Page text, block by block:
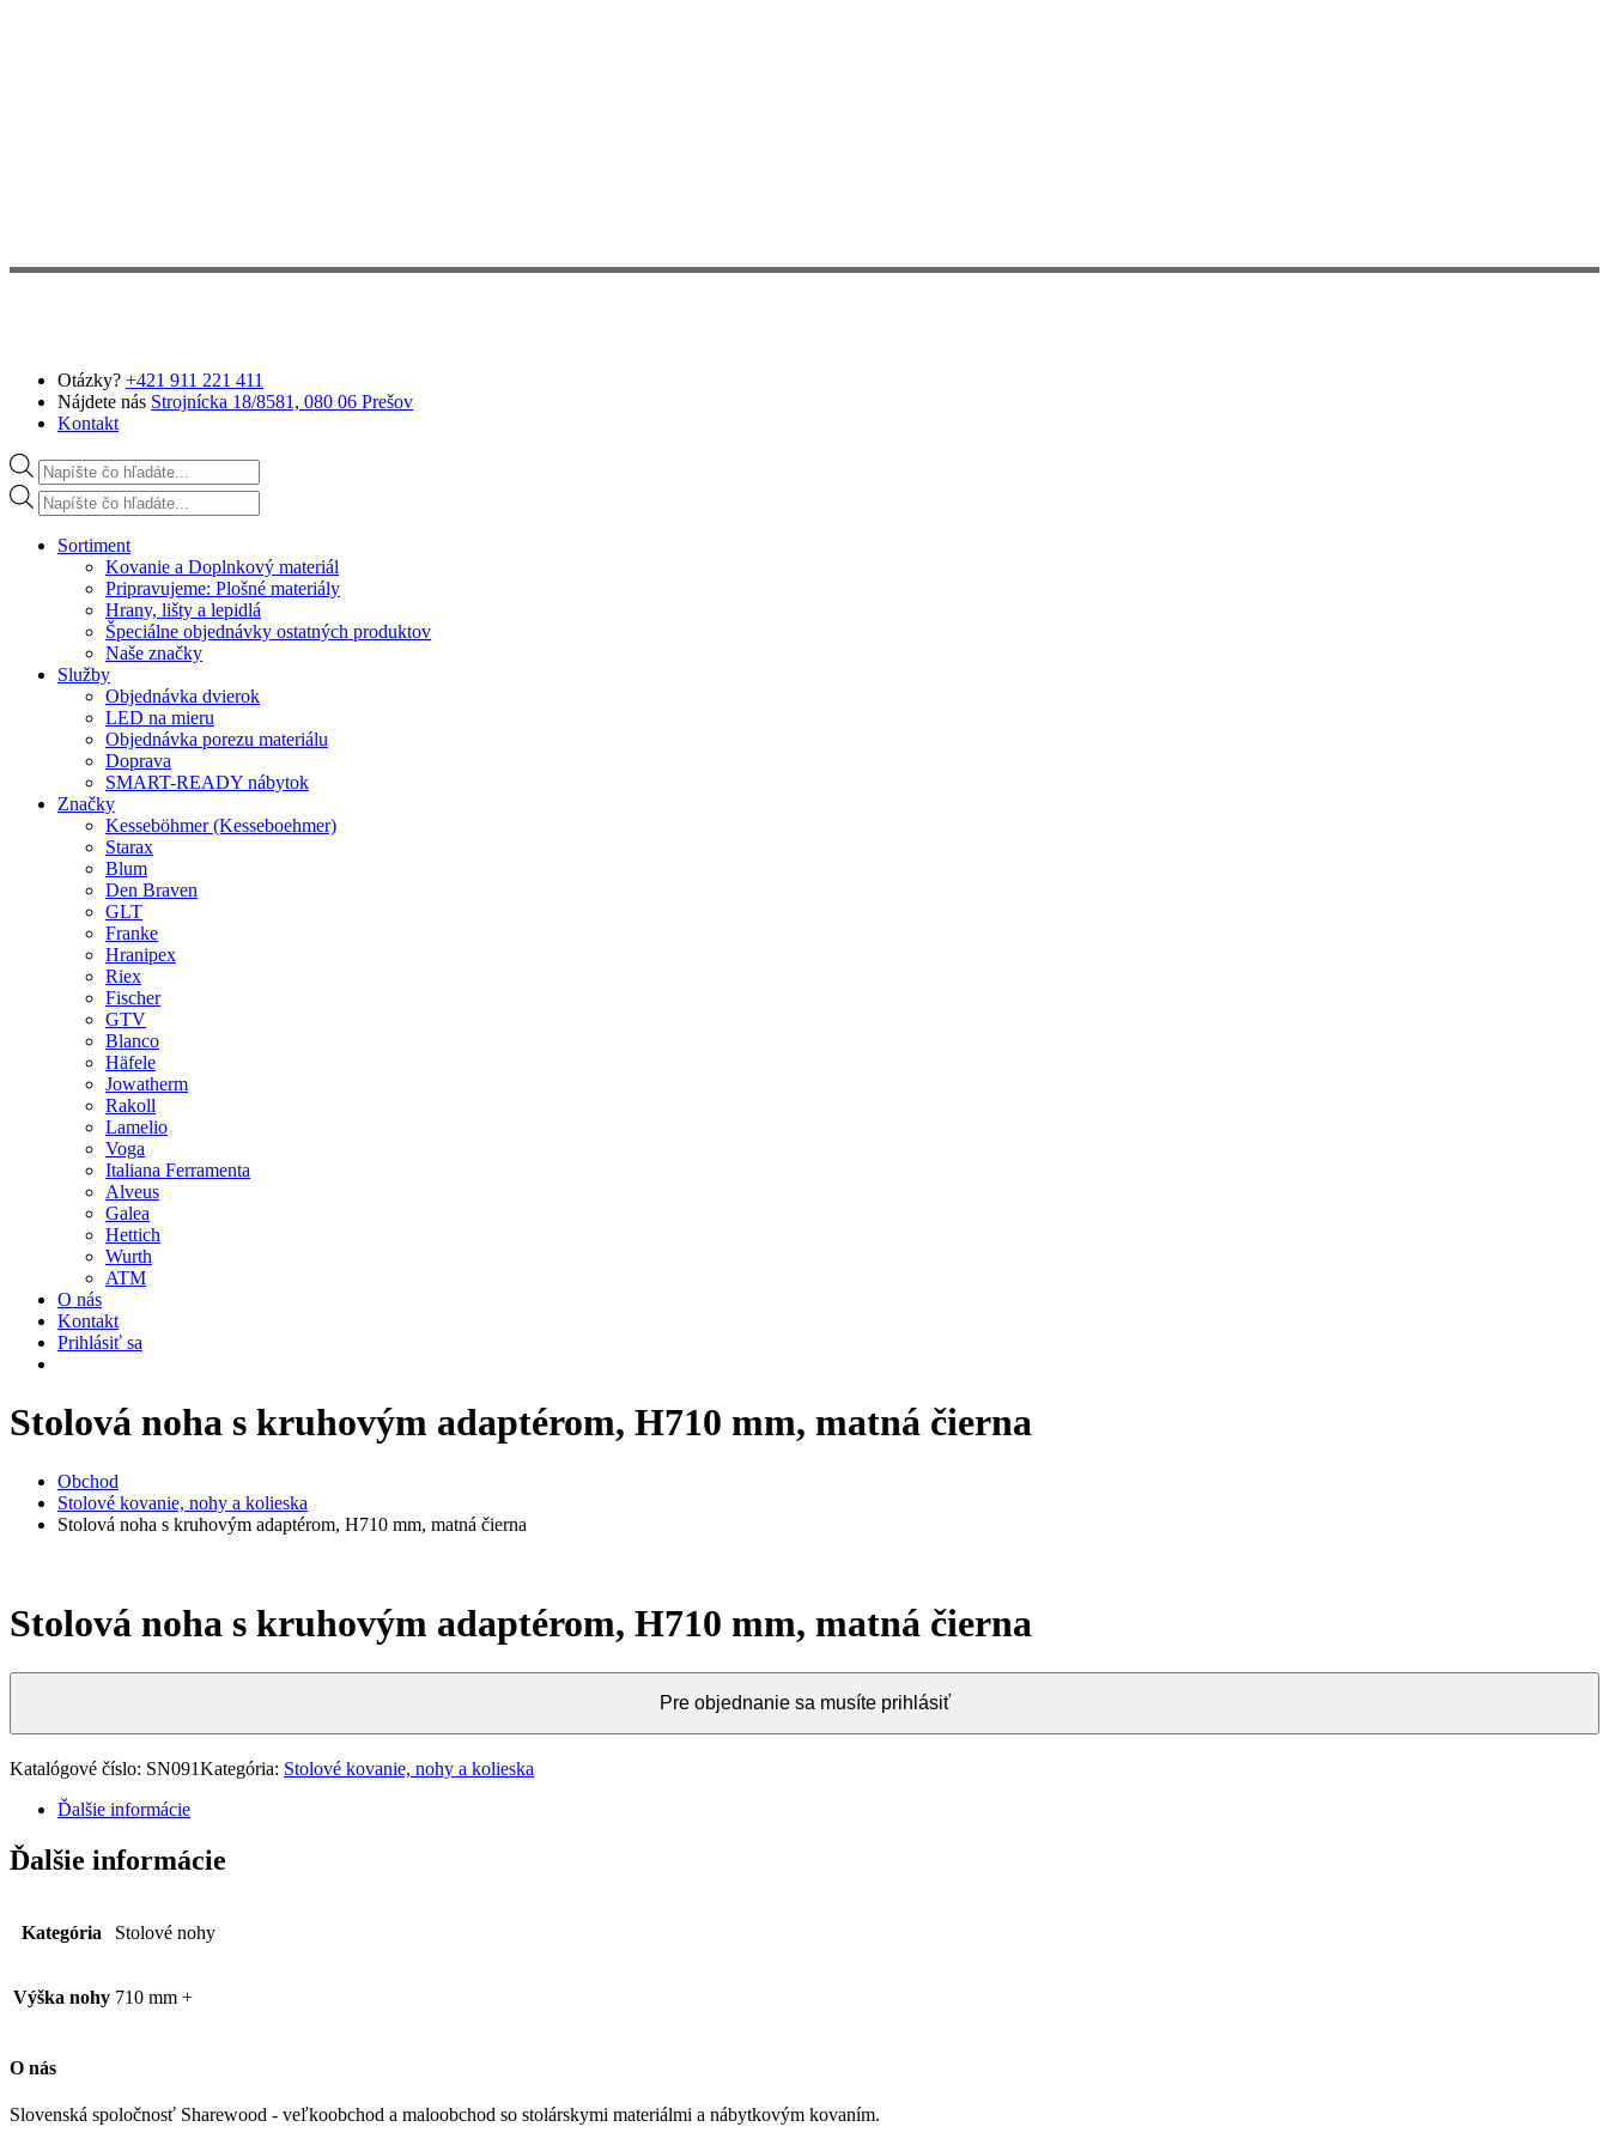
Otázky? +421 911 221 411
Nájdete nás Strojnícka 18/8581, 080 06 Prešov
Kontakt
Products search
Products search
Sortiment
Kovanie a Doplnkový materiál
Pripravujeme: Plošné materiály
Hrany, lišty a lepidlá
Špeciálne objednávky ostatných produktov
Naše značky
Služby
Objednávka dvierok
LED na mieru
Objednávka porezu materiálu
Doprava
SMART-READY nábytok
Značky
Kesseböhmer (Kesseboehmer)
Starax
Blum
Den Braven
GLT
Franke
Hranipex
Riex
Fischer
GTV
Blanco
Häfele
Jowatherm
Rakoll
Lamelio
Voga
Italiana Ferramenta
Alveus
Galea
Hettich
Wurth
ATM
O nás
Kontakt
Prihlásiť sa
Stolová noha s kruhovým adaptérom, H710 mm, matná čierna
Obchod
Stolové kovanie, nohy a kolieska
Stolová noha s kruhovým adaptérom, H710 mm, matná čierna
Stolová noha s kruhovým adaptérom, H710 mm, matná čierna
Pre objednanie sa musíte prihlásiť
Katalógové číslo: SN091Kategória: Stolové kovanie, nohy a kolieska
Ďalšie informácie
Ďalšie informácie
Kategória Stolové nohy
Výška nohy 710 mm +
O nás
Slovenská spoločnosť Sharewood - veľkoobchod a maloobchod so stolárskymi materiálmi a nábytkovým kovaním.